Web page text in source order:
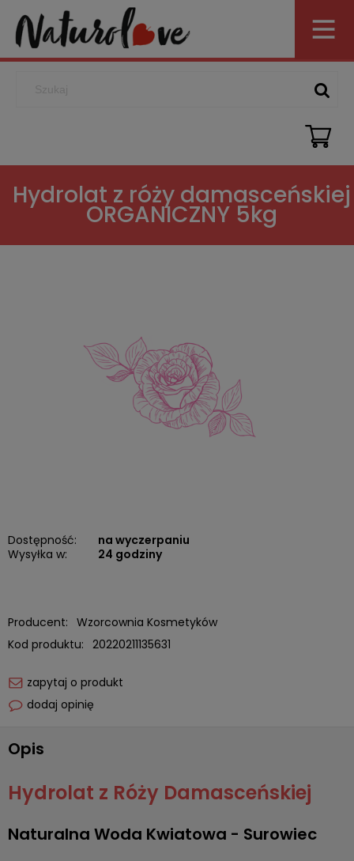
Hydrolat z róży damasceńskiej
ORGANICZNY 5kg
Dostępność:
na wyczerpaniu
Wysyłka w:
24 godziny
Producent: Wzorcownia Kosmetyków
Kod produktu: 20220211135631
zapytaj o produkt
dodaj opinię
Opis
Hydrolat z Róży Damasceńskiej
Naturalna Woda Kwiatowa - Surowiec